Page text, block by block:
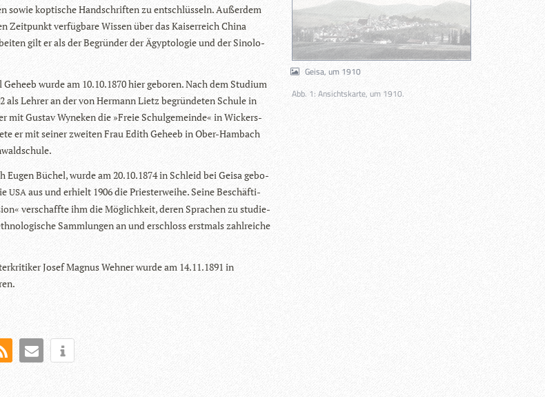
sowie kop­ti­sche Hand­schrif­ten zu ent­schlüs­seln. Außer­dem
Zeit­punkt ver­füg­bare Wis­sen über das Kai­ser­reich China
gilt er als der Begrün­der der Ägyp­to­lo­gie und der Sino­lo­
wurde am 10.10.1870 hier gebo­ren. Nach dem Stu­dium
als Leh­rer an der von Her­mann Lietz begrün­de­ten Schule in
mit Gus­tav Wyne­ken die »Freie Schul­ge­meinde« in Wickers­
er mit sei­ner zwei­ten Frau Edith Geheeb in Ober-Ham­bach
Eugen Büchel, wurde am 20.10.1874 in Schleid bei Geisa gebo­
USAaus und erhielt 1906 die Pries­ter­weihe. Seine Beschäf­ti­
ver­schaffte ihm die Mög­lich­keit, deren Spra­chen zu stu­die­
Samm­lun­gen an und erschloss erst­mals zahl­rei­che
Josef Magnus Weh­ner wurde am 14.11.1891 in
Geisa, um 1910
Abb. 1: Ansichtskarte, um 1910.